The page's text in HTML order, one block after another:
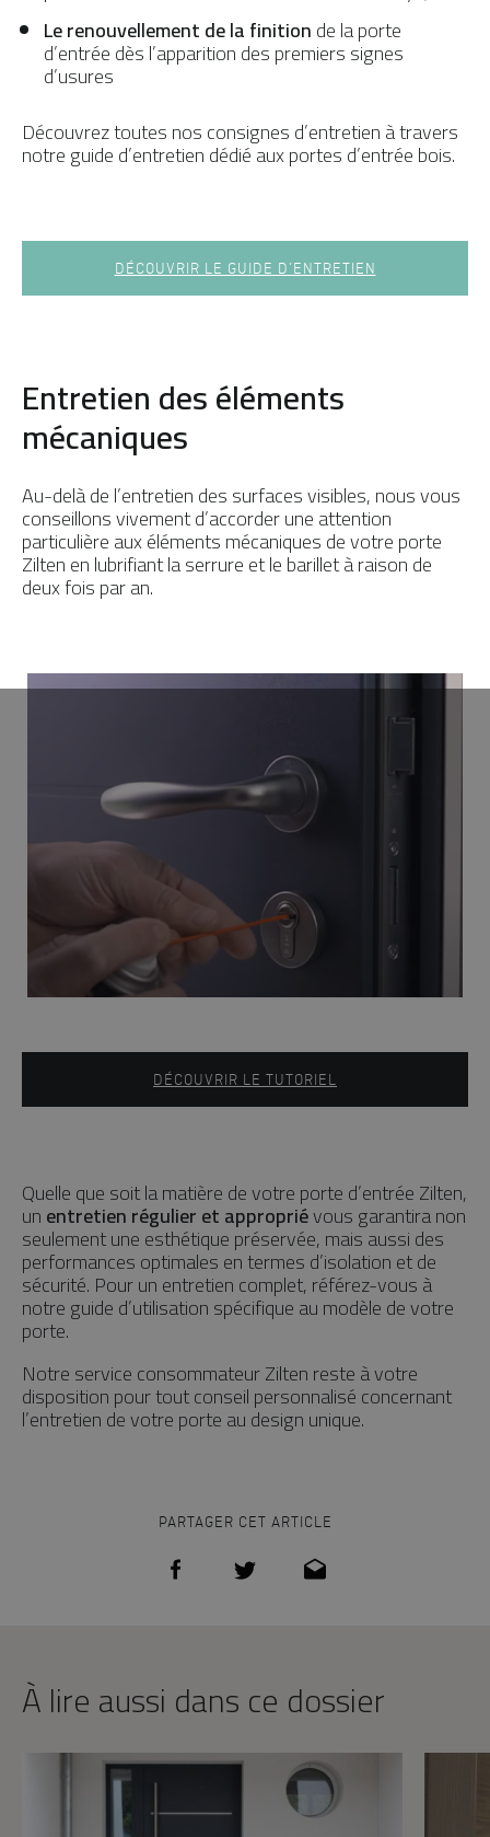
Le renouvellement de la finitionde la porte
d’entrée dès l’apparition des premiers signes
d’usures
Découvrez toutes nos consignes d’entretien à travers
notre guide d’entretien dédié aux portes d’entrée bois.
DÉCOUVRIR LE GUIDE D’ENTRETIEN
Entretien des éléments
mécaniques
Au-delà de l’entretien des surfaces visibles, nous vous
conseillons vivement d’accorder une attention
particulière aux éléments mécaniques de votre porte
Zilten en lubrifiant la serrure et le barillet à raison de
deux fois par an.
DÉCOUVRIR LE TUTORIEL
Quelle que soit la matière de votre porte d’entrée Zilten,
unentretien régulier et appropriévous garantira non
seulement une esthétique préservée, mais aussi des
performances optimales en termes d’isolation et de
sécurité. Pour un entretien complet, référez-vous à
notre guide d’utilisation spécifique au modèle de votre
porte.
Notre service consommateur Zilten reste à votre
disposition pour tout conseil personnalisé concernant
l’entretien de votre porte au design unique.
PARTAGER CET ARTICLE
À lire aussi dans ce dossier